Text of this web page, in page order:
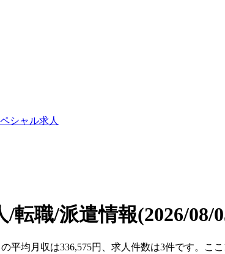
シャル求人
/転職/派遣情報(2026/08/
平均月収は336,575円、求人件数は3件です。こ